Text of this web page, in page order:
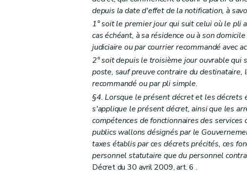
Art. 28
Vbis
Demandes subsidiaires de restitutions
bis
ter
Chapitre VI Intérêts
Section première Intérêts de retard dus par le
Art. 29
Art. 30
bis
Art. 31
Section 2 Intérêts moratoires dus par la Région
Art. 32
Art. 33
depuis la date d'effet de la notification, à
1° soit le premier jour qui suit celui où le pli
cas échéant, à sa résidence ou à son
judiciaire ou par courrier recommandé avec
2° soit depuis le troisième jour ouvrable qui
poste, sauf preuve contraire du
recommandé ou par pli simple.
§4. Lorsque le présent décret et les
s'applique le présent décret, ainsi que les
compétences de fonctionnaires des
publics wallons désignés par le
taxes établis par ces décrets précités, ces
personnel statutaire que du personnel
Décret du 30 avril 2009, art. 6 .